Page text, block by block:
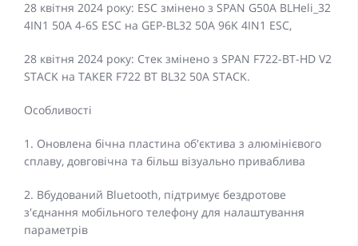
28 квітня 2024 року: ESC змінено з SPAN G50A BLHeli_32
4IN1 50A 4-6S ESC на GEP-BL32 50A 96K 4IN1 ESC,
28 квітня 2024 року: Стек змінено з SPAN F722-BT-HD V2
STACK на TAKER F722 BT BL32 50A STACK.
Особливості
1. Оновлена бічна пластина об'єктива з алюмінієвого
сплаву, довговічна та більш візуально приваблива
2. Вбудований Bluetooth, підтримує бездротове
з'єднання мобільного телефону для налаштування
параметрів